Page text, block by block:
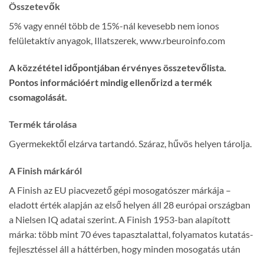
Összetevők
5% vagy ennél több de 15%-nál kevesebb nem ionos
felületaktív anyagok, Illatszerek, www.rbeuroinfo.com
A közzététel időpontjában érvényes összetevőlista.
Pontos információért mindig ellenőrizd a termék
csomagolását.
Termék tárolása
Gyermekektől elzárva tartandó. Száraz, hűvös helyen tárolja.
A Finish márkáról
A Finish az EU piacvezető gépi mosogatószer márkája –
eladott érték alapján az első helyen áll 28 európai országban
a Nielsen IQ adatai szerint. A Finish 1953-ban alapított
márka: több mint 70 éves tapasztalattal, folyamatos kutatás-
fejlesztéssel áll a háttérben, hogy minden mosogatás után